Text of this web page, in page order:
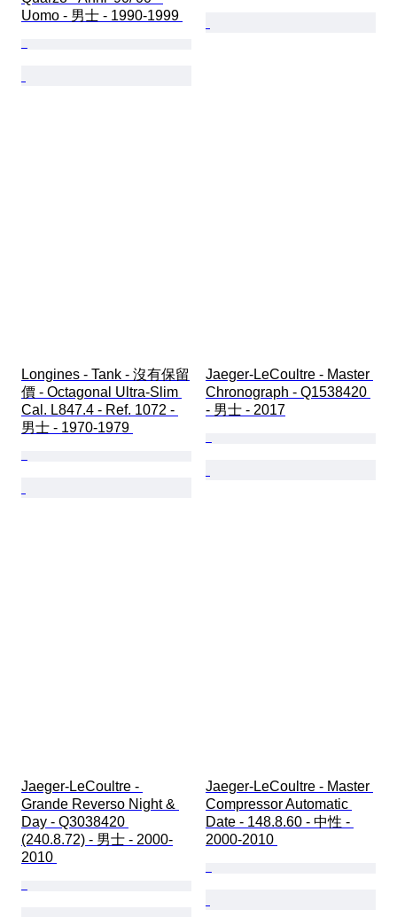
Uomo - 男士 - 1990-1999
Longines - Tank - 沒有保留
價 - Octagonal Ultra-Slim
Cal. L847.4 - Ref. 1072 -
男士 - 1970-1979
Jaeger-LeCoultre - Master
Chronograph - Q1538420
- 男士 - 2017
Jaeger-LeCoultre -
Grande Reverso Night &
Day - Q3038420
(240.8.72) - 男士 - 2000-
2010
Jaeger-LeCoultre - Master
Compressor Automatic
Date - 148.8.60 - 中性 -
2000-2010